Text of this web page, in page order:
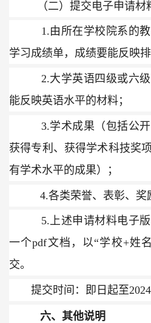
（二）提交电子申请材
1.由所在学校院系的
学习成绩单，成绩要能反映排
2.大学英语四级或六
能反映英语水平的材料；
3.学术成果（包括公
获得专利、获得学术科技奖
有学术水平的成果）；
4.各类荣誉、表彰、奖
5.上述申请材料电子
一个pdf文档，以“学校+姓
交。
提交时间：即日起至2024
六、其他说明